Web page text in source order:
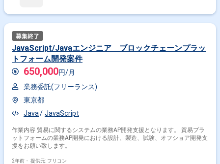
JavaScript/Javaエンジニア ブロックチェーンプラッ
トフォーム開発案件
650,000円/月
業務委託(フリーランス)
東京都
Java
JavaScript
作業内容 貿易に関するシステムの業務AP開発支援となります。 貿易プラ
ットフォームの業務AP開発における設計、製造、試験、オフショア開発支
援をお願い致します。
2年前・ 提供元: フリコン